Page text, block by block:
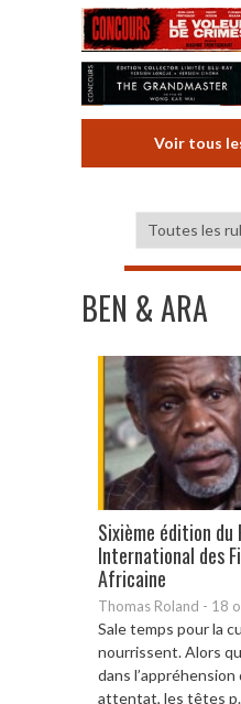
Voir tous
BEN & ARA
Sixième édition du
International des
Africaine
Thomas Roland - 18
Sale temps pour la
nourrissent. Alors
dans l’appréhension
attentat, les têtes